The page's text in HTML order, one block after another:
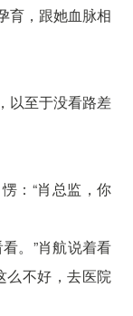
育，跟她血脉相
以至于没看路差
：“肖总监，你
。”肖航说着看
么不好，去医院